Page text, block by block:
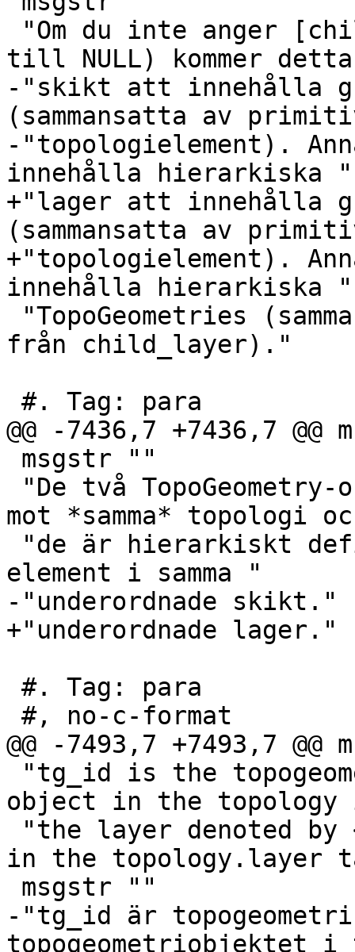
till NULL) kommer
-"skikt att innehålla
(sammansatta av
-"topologielement).
innehålla hierarkiska "
+"lager att innehålla
(sammansatta av
+"topologielement).
innehålla hierarkiska "
från child_layer)."
@@ -7436,7 +7436,7 @@
mot *samma* topologi
element i samma "
-"underordnade skikt."
+"underordnade lager."
@@ -7493,7 +7493,7 @@
object in the
in the topology.layer
-"tg_id är